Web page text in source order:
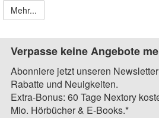
Mehr...
Verpasse keine Angebote
Abonniere jetzt unseren
Rabatte und Neuigkeiten.
Extra-Bonus: 60 Tage Nextory
Mio. Hörbücher & E-Books.*